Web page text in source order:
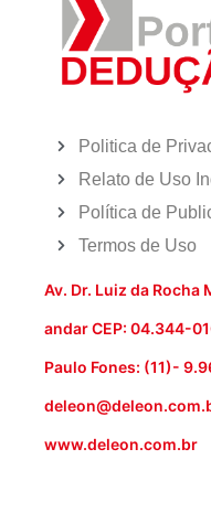
Politica de
Relato de Uso
Política de
Termos de Uso
Av. Dr. Luiz da Rocha
andar CEP: 04.344-
Paulo Fones: (11)-
www.deleon.com.br